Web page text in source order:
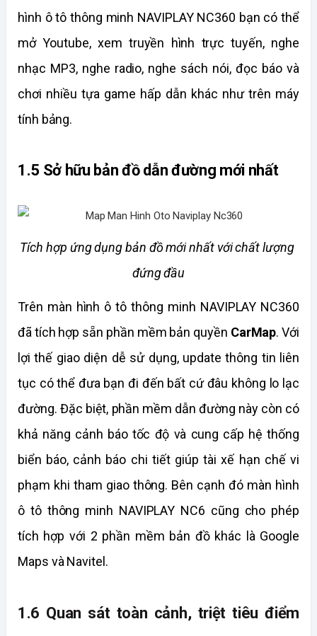
hình ô tô thông minh NAVIPLAY NC360 bạn có thể
mở Youtube, xem truyền hình trực tuyến, nghe
nhạc MP3, nghe radio, nghe sách nói, đọc báo và
chơi nhiều tựa game hấp dẫn khác như trên máy
tính bảng.
1.5 Sở hữu bản đồ dẫn đường mới nhất
Tích hợp ứng dụng bản đồ mới nhất với chất lượng
đứng đầu
Trên màn hình ô tô thông minh NAVIPLAY NC360
đã tích hợp sẵn phần mềm bản quyền CarMap. Với
lợi thế giao diện dễ sử dụng, update thông tin liên
tục có thể đưa bạn đi đến bất cứ đâu không lo lạc
đường. Đặc biệt, phần mềm dẫn đường này còn có
khả năng cảnh báo tốc độ và cung cấp hệ thống
biển báo, cảnh báo chi tiết giúp tài xế hạn chế vi
phạm khi tham giao thông. Bên cạnh đó màn hình
ô tô thông minh NAVIPLAY NC6 cũng cho phép
tích hợp với 2 phần mềm bản đồ khác là Google
Maps và Navitel.
1.6 Quan sát toàn cảnh, triệt tiêu điểm